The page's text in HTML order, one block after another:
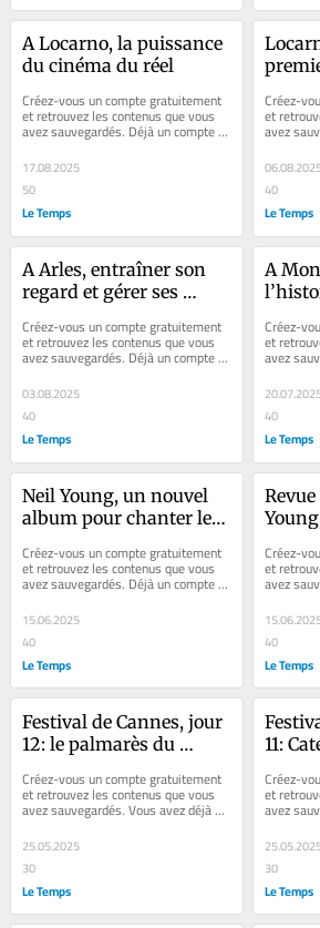
A Locarno, la puissance
du cinéma du réel
Créez-vous un compte gratuitement
et retrouvez les contenus que vous
avez sauvegardés. Déjà un compte ?
Se connecter Faites plaisir à vos...
17.08.2025
50
Le Temps
Créez-
et
avez
Se
la...
40
Le Temps
A Arles, entraîner son
regard et gérer ses
Créez-vous un compte gratuitement
et retrouvez les contenus que vous
avez sauvegardés. Déjà un compte ?
Se connecter Faites plaisir à vos...
03.08.2025
40
Le Temps
A
Créez-
et
avez
Se
40
Le Temps
Neil Young, un nouvel
album pour chanter les
Créez-vous un compte gratuitement
et retrouvez les contenus que vous
avez sauvegardés. Déjà un compte ?
Se connecter Faites plaisir à vos...
15.06.2025
40
Le Temps
Créez-
et
avez
Se
40
Le Temps
Festival de Cannes, jour
12: le palmarès du
Palme d’or pour
l’Iranien Jafar Panahi
Créez-vous un compte gratuitement
et retrouvez les contenus que vous
avez sauvegardés. Vous avez déjà un
compte ? Se connecter Faites plaisir
à...
25.05.2025
30
Le Temps
11:
Créez-
et
avez
compte
à...
30
Le Temps